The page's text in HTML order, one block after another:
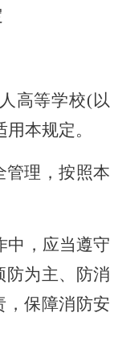
高等学校(以
本规定。
管理，按照本
中，应当遵守
防为主、防消
，保障消防安